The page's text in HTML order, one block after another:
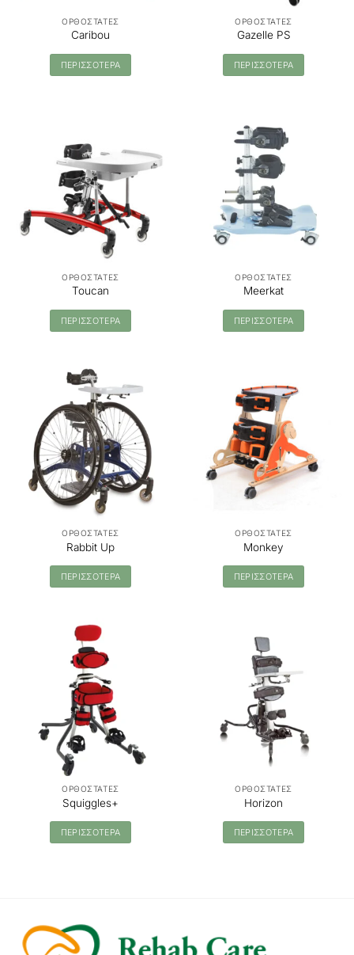
ΟΡΘΟΣΤΑΤΕΣ
Caribou
ΠΕΡΙΣΣΟΤΕΡΑ
ΟΡΘΟΣΤΑΤΕΣ
Gazelle PS
ΠΕΡΙΣΣΟΤΕΡΑ
ΟΡΘΟΣΤΑΤΕΣ
Toucan
ΠΕΡΙΣΣΟΤΕΡΑ
ΟΡΘΟΣΤΑΤΕΣ
Meerkat
ΠΕΡΙΣΣΟΤΕΡΑ
ΟΡΘΟΣΤΑΤΕΣ
Rabbit Up
ΠΕΡΙΣΣΟΤΕΡΑ
ΟΡΘΟΣΤΑΤΕΣ
Monkey
ΠΕΡΙΣΣΟΤΕΡΑ
ΟΡΘΟΣΤΑΤΕΣ
Squiggles+
ΠΕΡΙΣΣΟΤΕΡΑ
ΟΡΘΟΣΤΑΤΕΣ
Horizon
ΠΕΡΙΣΣΟΤΕΡΑ